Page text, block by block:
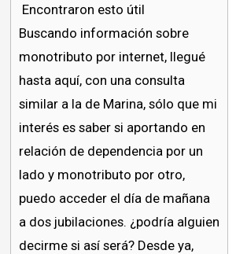
Encontraron esto útil
Buscando información sobre
monotributo por internet, llegué
hasta aquí, con una consulta
similar a la de Marina, sólo que mi
interés es saber si aportando en
relación de dependencia por un
lado y monotributo por otro,
puedo acceder el día de mañana
a dos jubilaciones. ¿podría alguien
decirme si así será? Desde ya,